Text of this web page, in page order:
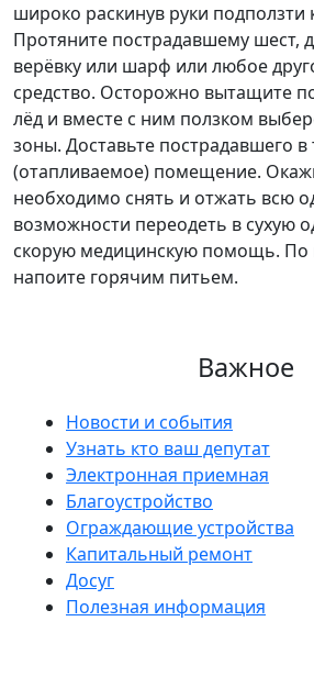
широко раскинув руки подползти
Протяните пострадавшему шест,
верёвку или шарф или любое
средство. Осторожно вытащите
лёд и вместе с ним ползком
зоны. Доставьте пострадавшего в
(отапливаемое) помещение.
необходимо снять и отжать всю
возможности переодеть в сухую
скорую медицинскую помощь. По
напоите горячим питьем.
Важное
Новости и события
Узнать кто ваш депутат
Электронная приемная
Благоустройство
Ограждающие устройства
Капитальный ремонт
Досуг
Полезная информация